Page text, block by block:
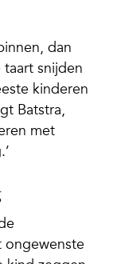
dan
taart snijden
kinderen
Batstra,
met
ongewenste